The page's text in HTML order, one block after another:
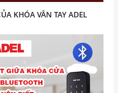
KHÓA VÂN TAY ADEL